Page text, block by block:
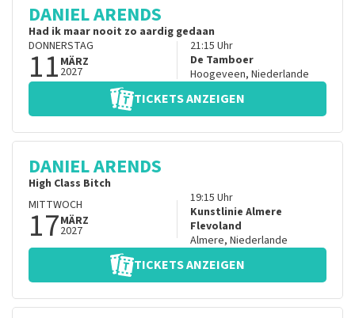
DANIEL ARENDS
Had ik maar nooit zo aardig gedaan
DONNERSTAG
11 MÄRZ
2027
21:15 Uhr
De Tamboer
Hoogeveen, Niederlande
TICKETS ANZEIGEN
DANIEL ARENDS
High Class Bitch
MITTWOCH
17MÄRZ
2027
19:15 Uhr
Kunstlinie Almere
Flevoland
Almere, Niederlande
TICKETS ANZEIGEN